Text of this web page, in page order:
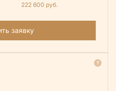
222 600 руб.
заявку